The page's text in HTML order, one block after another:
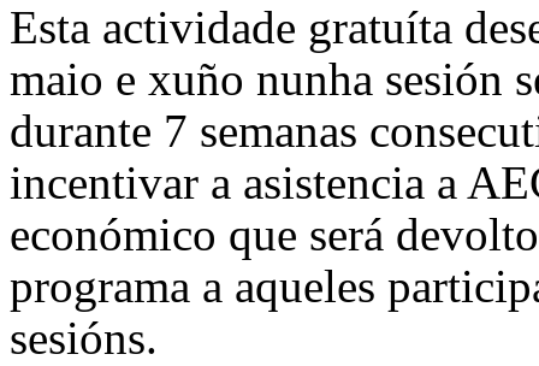
Esta actividade gratuíta
maio e xuño nunha sesión
durante 7 semanas
incentivar a asistencia a
económico que será
programa a aqueles
sesións.